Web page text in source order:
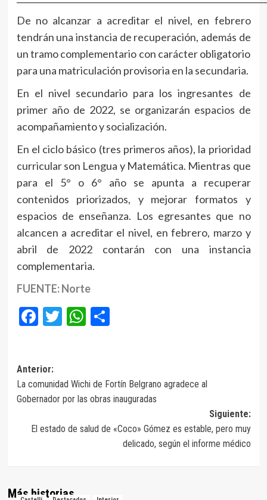
De no alcanzar a acreditar el nivel, en febrero
tendrán una instancia de recuperación, además de
un tramo complementario con carácter obligatorio
para una matriculación provisoria en la secundaria.
En el nivel secundario para los ingresantes de
primer año de 2022, se organizarán espacios de
acompañamiento y socialización.
En el ciclo básico (tres primeros años), la prioridad
curricular son Lengua y Matemática. Mientras que
para el 5° o 6° año se apunta a recuperar
contenidos priorizados, y mejorar formatos y
espacios de enseñanza. Los egresantes que no
alcancen a acreditar el nivel, en febrero, marzo y
abril de 2022 contarán con una instancia
complementaria.
FUENTE: Norte
Facebook
Twitter
WhatsApp
Compartir
Navegación
de
entradas
Anterior:
La comunidad Wichi de Fortín Belgrano agradece al
Gobernador por las obras inauguradas
Siguiente:
El estado de salud de «Coco» Gómez es estable, pero muy
delicado, según el informe médico
Más historias